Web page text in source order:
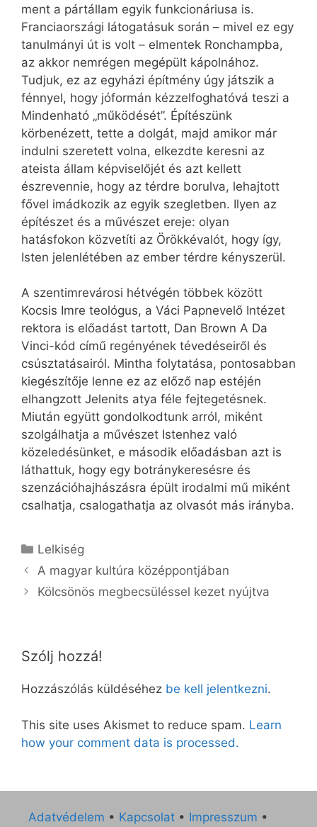
ment a pártállam egyik funkcionáriusa is.
Franciaországi látogatásuk során – mivel ez egy
tanulmányi út is volt – elmentek Ronchampba,
az akkor nemrégen megépült kápolnához.
Tudjuk, ez az egyházi építmény úgy játszik a
fénnyel, hogy jóformán kézzelfoghatóvá teszi a
Mindenható „működését”. Építészünk
körbenézett, tette a dolgát, majd amikor már
indulni szeretett volna, elkezdte keresni az
ateista állam képviselőjét és azt kellett
észrevennie, hogy az térdre borulva, lehajtott
fővel imádkozik az egyik szegletben. Ilyen az
építészet és a művészet ereje: olyan
hatásfokon közvetíti az Örökkévalót, hogy így,
Isten jelenlétében az ember térdre kényszerül.
A szentimrevárosi hétvégén többek között
Kocsis Imre teológus, a Váci Papnevelő Intézet
rektora is előadást tartott, Dan Brown A Da
Vinci-kód című regényének tévedéseiről és
csúsztatásairól. Mintha folytatása, pontosabban
kiegészítője lenne ez az előző nap estéjén
elhangzott Jelenits atya féle fejtegetésnek.
Miután együtt gondolkodtunk arról, miként
szolgálhatja a művészet Istenhez való
közeledésünket, e második előadásban azt is
láthattuk, hogy egy botránykeresésre és
szenzációhajhászásra épült irodalmi mű miként
csalhatja, csalogathatja az olvasót más irányba.
Kategória
Lelkiség
A magyar kultúra középpontjában
Kölcsönös megbecsüléssel kezet nyújtva
Szólj hozzá!
Hozzászólás küldéséhez be kell jelentkezni.
This site uses Akismet to reduce spam. Learn
how your comment data is processed.
Adatvédelem • Kapcsolat • Impresszum •